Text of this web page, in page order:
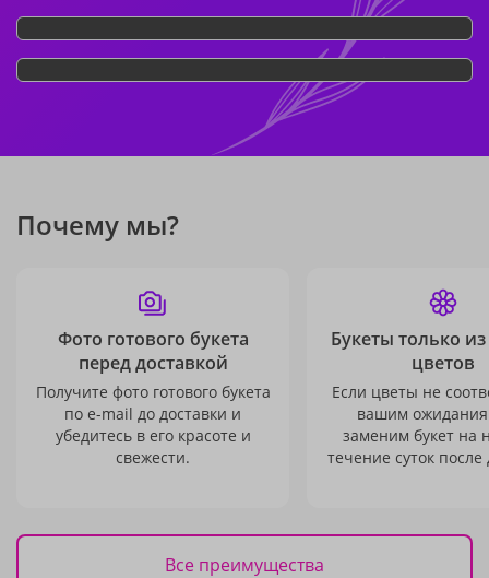
Почему мы?
Фото готового букета
перед доставкой
Получите фото готового букета
по e-mail до доставки и
убедитесь в его красоте и
свежести.
Букеты только
цветов
Если цветы не
вашим
заменим букет на
течение суток после
Все преимущества